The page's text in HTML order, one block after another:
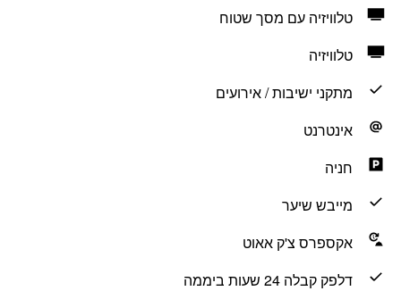
טלוויזיה עם מסך שטוח
טלוויזיה
מתקני ישיבות / אירועים
אינטרנט
חניה
מייבש שיער
אקספרס צ'ק אאוט
דלפק קבלה 24 שעות ביממה